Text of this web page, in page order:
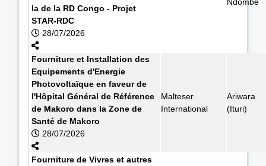
la de la RD Congo - Projet
STAR-RDC
28/07/2026
Fourniture et Installation des
Equipements d'Energie
Photovoltaïque en faveur de
l'Hôpital Général de Référence
de Makoro dans la Zone de
Santé de Makoro
28/07/2026
Malteser
International
Ariwara
(Ituri)
Fourniture de Vivres et autres